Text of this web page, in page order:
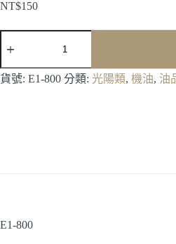
NT$150
E1-
800(買
送
貨號: E1-800 分類: 光陽類, 機油, 油
E1-800